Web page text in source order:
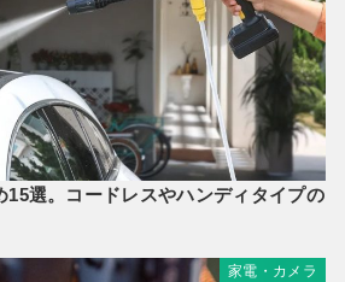
15選。コードレスやハンディタイプの
家電・カメラ